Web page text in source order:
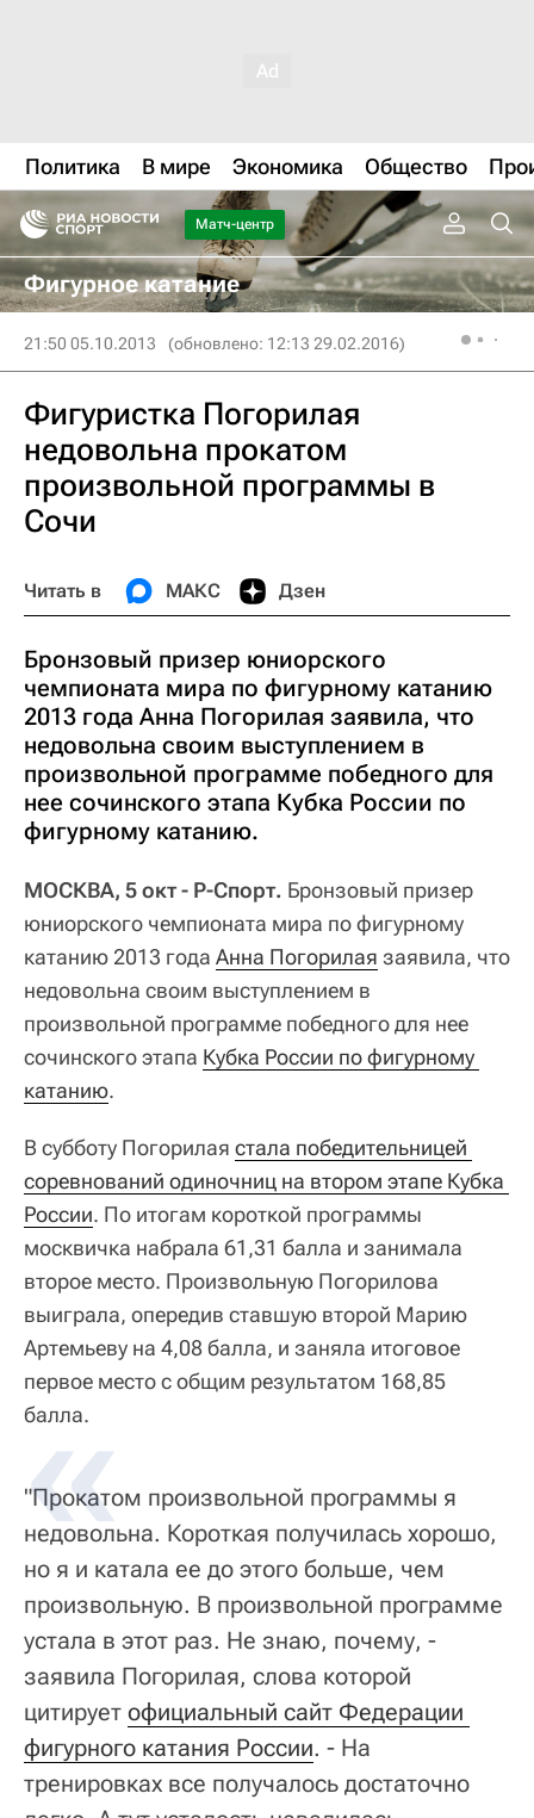
Политика В мире Экономика Общество
Матч-центр
Фигурное катание
21:50 05.10.2013 (обновлено: 12:13 29.02.2016)
Фигуристка Погорилая
недовольна прокатом
произвольной программы в
Сочи
Читать в МАКС Дзен
Бронзовый призер юниорского
чемпионата мира по фигурному катанию
2013 года Анна Погорилая заявила, что
недовольна своим выступлением в
произвольной программе победного для
нее сочинского этапа Кубка России по
фигурному катанию.
МОСКВА, 5 окт - Р-Спорт. Бронзовый призер
юниорского чемпионата мира по фигурному
катанию 2013 года Анна Погорилая заявила, что
недовольна своим выступлением в
произвольной программе победного для нее
сочинского этапа Кубка России по фигурному
катанию.
В субботу Погорилая стала победительницей
соревнований одиночниц на втором этапе Кубка
России. По итогам короткой программы
москвичка набрала 61,31 балла и занимала
второе место. Произвольную Погорилова
выиграла, опередив ставшую второй Марию
Артемьеву на 4,08 балла, и заняла итоговое
первое место с общим результатом 168,85
балла.
"Прокатом произвольной программы я
недовольна. Короткая получилась хорошо,
но я и катала ее до этого больше, чем
произвольную. В произвольной программе
устала в этот раз. Не знаю, почему, -
заявила Погорилая, слова которой
цитирует официальный сайт Федерации
фигурного катания России. - На
тренировках все получалось достаточно